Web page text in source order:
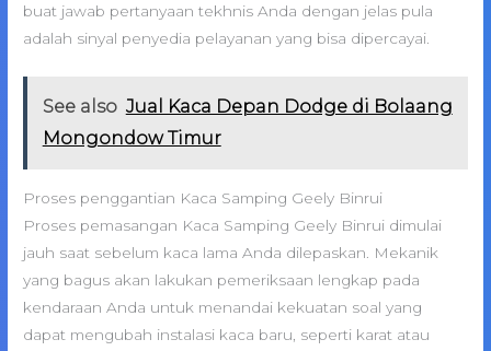
buat jawab pertanyaan tekhnis Anda dengan jelas pula
adalah sinyal penyedia pelayanan yang bisa dipercayai.
See also Jual Kaca Depan Dodge di Bolaang
Mongondow Timur
Proses penggantian Kaca Samping Geely Binrui
Proses pemasangan Kaca Samping Geely Binrui dimulai
jauh saat sebelum kaca lama Anda dilepaskan. Mekanik
yang bagus akan lakukan pemeriksaan lengkap pada
kendaraan Anda untuk menandai kekuatan soal yang
dapat mengubah instalasi kaca baru, seperti karat atau